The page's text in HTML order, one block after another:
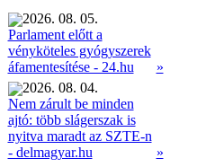
2026. 08. 05.
Parlament előtt a
vényköteles gyógyszerek
áfamentesítése - 24.hu
»
2026. 08. 04.
Nem zárult be minden
ajtó: több slágerszak is
nyitva maradt az SZTE-n
- delmagyar.hu
»